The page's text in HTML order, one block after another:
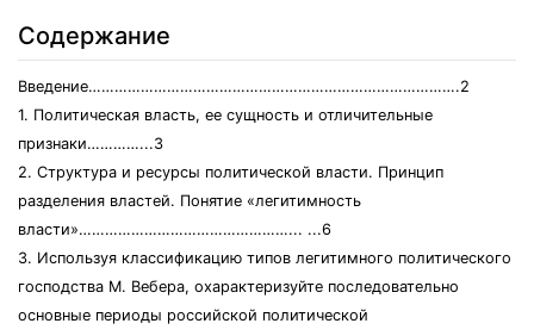
Содержание
Введение………………………………………………………………………….2
1. Политическая власть, ее сущность и отличительные
признаки…………...3
2. Структура и ресурсы политической власти. Принцип
разделения властей. Понятие «легитимность
власти»…………………………………………... ...6
3. Используя классификацию типов легитимного политического
господства М. Вебера, охарактеризуйте последовательно
основные периоды российской политической